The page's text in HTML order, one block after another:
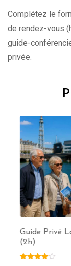
Complétez le
de rendez-vous
guide-
privée.
Guide Privé
(2h)